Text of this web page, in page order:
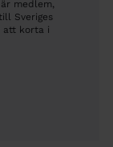
medlem,
Sveriges
att korta i